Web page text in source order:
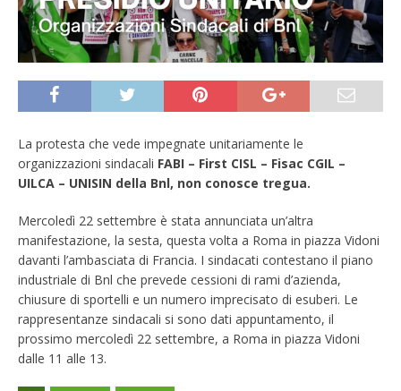
La protesta che vede impegnate unitariamente le
organizzazioni sindacali FABI – First CISL – Fisac CGIL –
UILCA – UNISIN della Bnl, non conosce tregua.
Mercoledì 22 settembre è stata annunciata un’altra
manifestazione, la sesta, questa volta a Roma in piazza Vidoni
davanti l’ambasciata di Francia. I sindacati contestano il piano
industriale di Bnl che prevede cessioni di rami d’azienda,
chiusure di sportelli e un numero imprecisato di esuberi. Le
rappresentanze sindacali si sono dati appuntamento, il
prossimo mercoledì 22 settembre, a Roma in piazza Vidoni
dalle 11 alle 13.